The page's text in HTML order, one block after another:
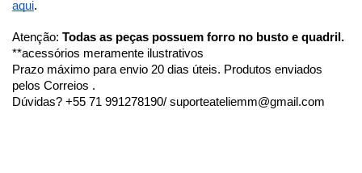
aqui.
Atenção: Todas as peças possuem forro no busto e quadril.
**acessórios meramente ilustrativos
Prazo máximo para envio 20 dias úteis. Produtos enviados
pelos Correios .
Dúvidas? +55 71 991278190/ suporteateliemm@gmail.com